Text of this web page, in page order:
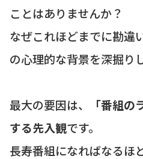
ことはありませんか？
なぜこれほどまでに勘違
の心理的な背景を深掘り
最大の要因は、
「番組
する先入観です。
長寿番組になればなるほ